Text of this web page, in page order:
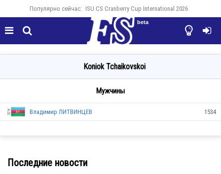
Популярно сейчас: ISU CS Cranberry Cup International 2026
  

beta
Koniok Tchaikovskoi
Мужчины
Владимир ЛИТВИНЦЕВ 1534
Последние новости